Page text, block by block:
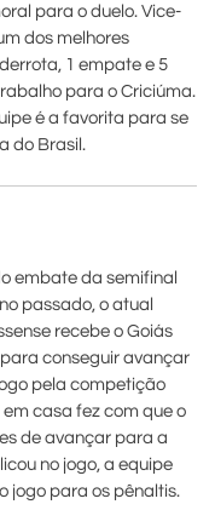
para o duelo. Vice-
dos melhores
1 empate e 5
para o Criciúma.
é a favorita para se
do Brasil.
embate da semifinal
passado, o atual
recebe o Goiás
conseguir avançar
pela competição
casa fez com que o
de avançar para a
no jogo, a equipe
jogo para os pênaltis.